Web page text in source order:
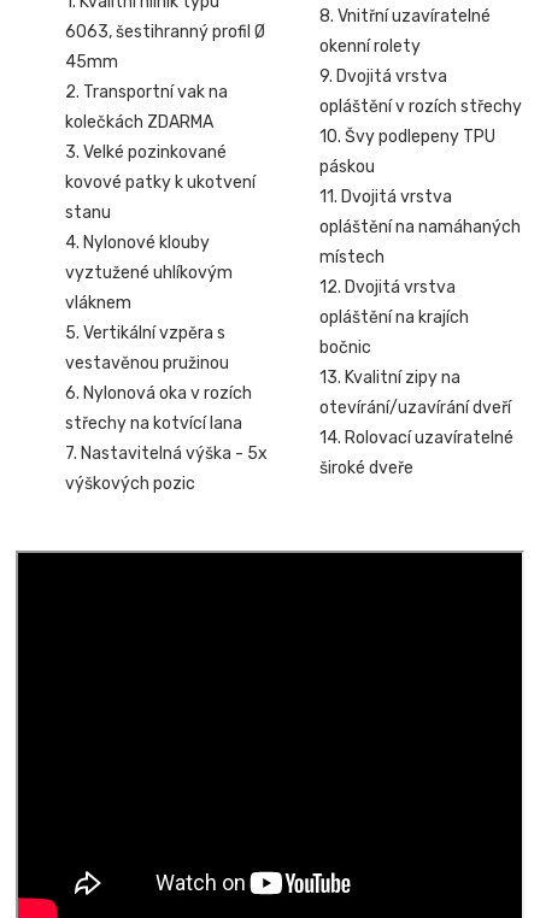
6063, šestihranný profil Ø
45mm
2. Transportní vak na
kolečkách ZDARMA
3. Velké pozinkované
kovové patky k ukotvení
stanu
4. Nylonové klouby
vyztužené uhlíkovým
vláknem
5. Vertikální vzpěra s
vestavěnou pružinou
6. Nylonová oka v rozích
střechy na kotvící lana
7. Nastavitelná výška - 5x
výškových pozic
8. Vnitřní uzavíratelné
okenní rolety
9. Dvojitá vrstva
opláštění v rozích střechy
10. Švy podlepeny TPU
páskou
11. Dvojitá vrstva
opláštění na namáhaných
místech
12. Dvojitá vrstva
opláštění na krajích
bočnic
13. Kvalitní zipy na
otevírání/uzavírání dveří
14. Rolovací uzavíratelné
široké dveře